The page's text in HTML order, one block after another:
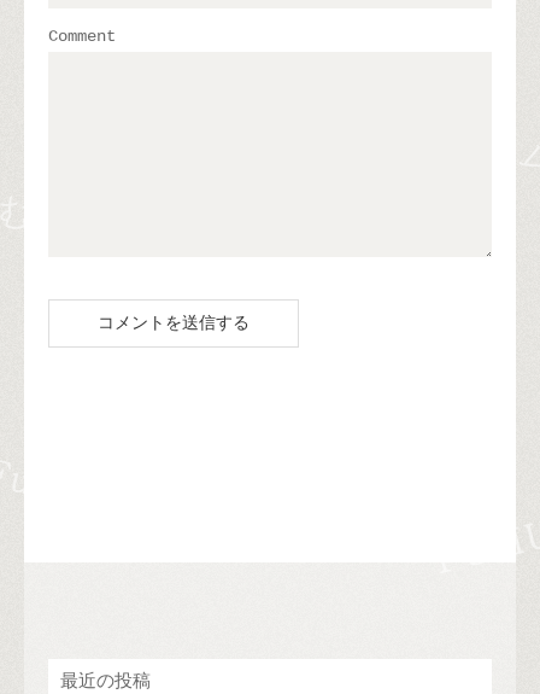
Comment
最近の投稿